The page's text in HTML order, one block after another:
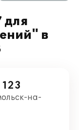
для
в
на-